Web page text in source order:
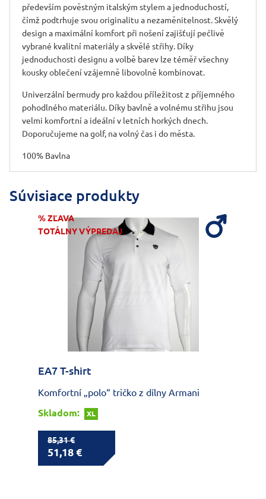
především pověstným italským stylem a jednoduchostí,
čímž podtrhuje svou originalitu a nezaměnitelnost. Skvělý
design a maximální komfort při nošení zajišťují pečlivě
vybrané kvalitní materiály a skvělé střihy. Díky
jednoduchosti designu a volbě barev lze téměř všechny
kousky oblečení vzájemně libovolně kombinovat.
Univerzální bermudy pro každou příležitost z příjemného
pohodlného materiálu. Díky bavlně a volnému střihu jsou
velmi komfortní a ideální v letních horkých dnech.
Doporučujeme na golf, na volný čas i do města.
100% Bavlna
Súvisiace produkty
% ZĽAVA
TOTÁLNY VÝPREDAJ
EA7 T-shirt
Komfortní „polo“ tričko z dílny Armani
Skladom:
XL
85,31 €
51,18 €